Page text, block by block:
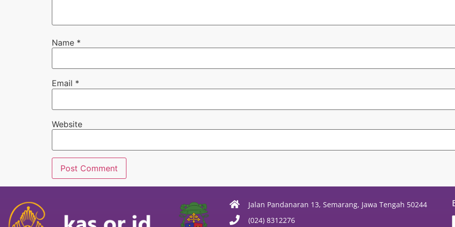
Name *
Email *
Website
Jalan Pandanaran 13, Semarang, Jawa Tengah 50244
(024) 8312276